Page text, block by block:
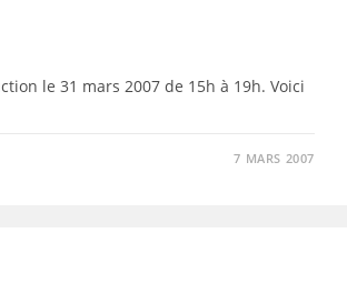
le 31 mars 2007 de 15h à 19h. Voici
7 MARS 2007